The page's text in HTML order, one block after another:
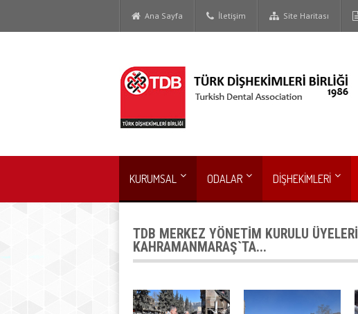
Ana Sayfa İletişim Site Haritası
KURUMSAL ODALAR DİŞHEKİMLERİ
TDB MERKEZ YÖNETİM KURULU ÜYELERİ
KAHRAMANMARAŞ`TA...